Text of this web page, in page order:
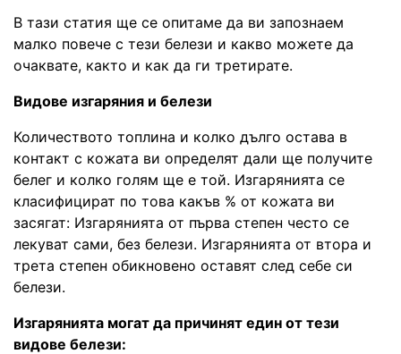
В тази статия ще се опитаме да ви запознаем
малко повече с тези белези и какво можете да
очаквате, както и как да ги третирате.
Видове изгаряния и белези
Количеството топлина и колко дълго остава в
контакт с кожата ви определят дали ще получите
белег и колко голям ще е той. Изгарянията се
класифицират по това какъв % от кожата ви
засягат: Изгарянията от първа степен често се
лекуват сами, без белези. Изгарянията от втора и
трета степен обикновено оставят след себе си
белези.
Изгарянията могат да причинят един от тези
видове белези: